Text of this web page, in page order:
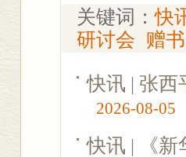
关键词：快
研讨会 赠书
快讯 | 张
2026-08-05
快讯 | 《新